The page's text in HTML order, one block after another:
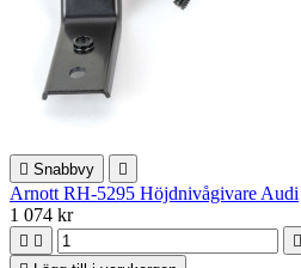
 Snabbvy 
Arnott RH-5295 Höjdnivågivare Audi
1 074 kr
  